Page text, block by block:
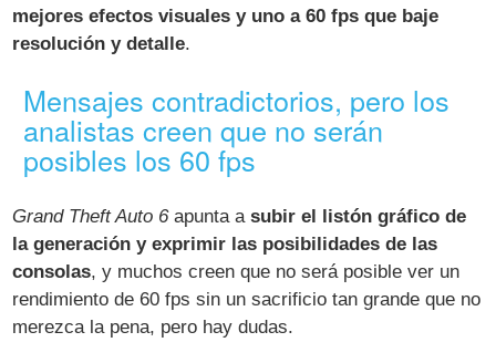
mejores efectos visuales y uno a 60 fps que baje
resolución y detalle.
Mensajes contradictorios, pero los
analistas creen que no serán
posibles los 60 fps
Grand Theft Auto 6apunta asubir el listón gráfico de
la generación y exprimir las posibilidades de las
consolas, y muchos creen que no será posible ver un
rendimiento de 60 fps sin un sacrificio tan grande que no
merezca la pena, pero hay dudas.